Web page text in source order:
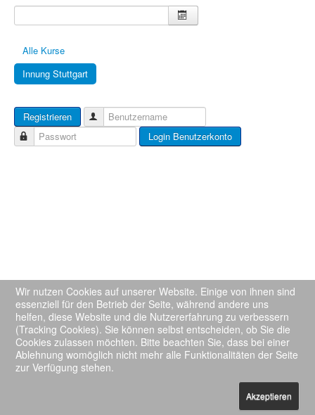
Alle Kurse
Innung Stuttgart
Registrieren
Benutzername
Passwort
Login Benutzerkonto
Dr. Karsten Felske
Aktuelle Seite: Startseite Innung Stuttgart
Nach oben
Wir nutzen Cookies auf unserer Website. Einige von ihnen sind
essenziell für den Betrieb der Seite, während andere uns
helfen, diese Website und die Nutzererfahrung zu verbessern
(Tracking Cookies). Sie können selbst entscheiden, ob Sie die
Cookies zulassen möchten. Bitte beachten Sie, dass bei einer
Ablehnung womöglich nicht mehr alle Funktionalitäten der Seite
zur Verfügung stehen.
Akzeptieren